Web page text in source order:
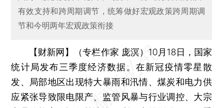
有效支持和跨周期调节，统筹做好宏观政策跨周期调
节和今明两年宏观政策衔接
【财新网】（专栏作家 庞溟） 10月18日，国家
统计局发布三季度经济数据。在新冠疫情零星散
发、局部地区出现特大暴雨和汛情、煤炭和电力供
应紧张导致限电限产、监管风暴与行业调控、大宗